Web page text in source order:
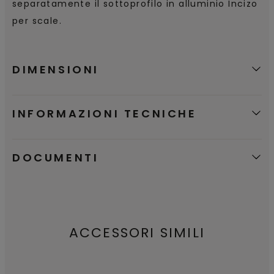
separatamente il sottoprofilo in alluminio Incizo
per scale.
DIMENSIONI
INFORMAZIONI TECNICHE
DOCUMENTI
ACCESSORI SIMILI